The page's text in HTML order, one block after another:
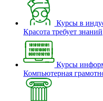
Курсы в
Красота требует знаний
Курсы
Компьютерная